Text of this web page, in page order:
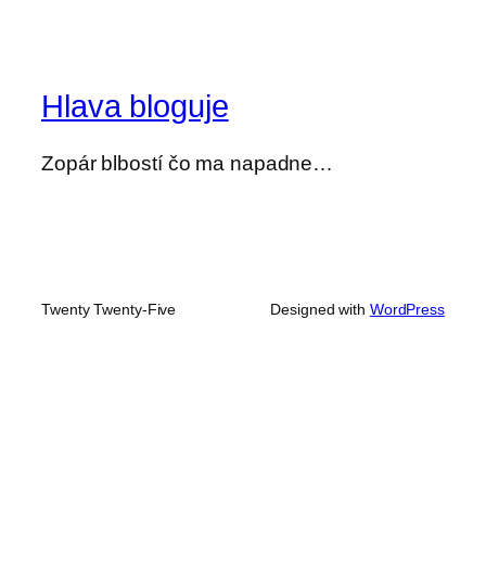
Hlava bloguje
Zopár blbostí čo ma napadne…
Twenty Twenty-Five Designed with WordPress